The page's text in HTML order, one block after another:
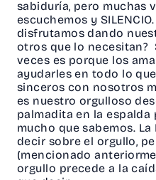
sabiduría, pero muchas
escuchemos y
disfrutamos dando
otros que lo necesitan?
veces es porque los
ayudarles en todo lo
sinceros con nosotros
es nuestro orgulloso
palmadita en la
mucho que sabemos.
decir sobre el orgullo,
(mencionado
orgullo precede a la